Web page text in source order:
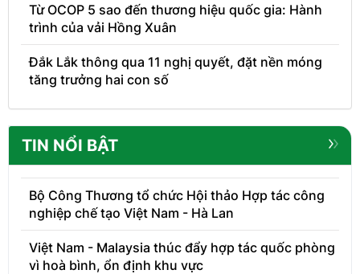
Từ OCOP 5 sao đến thương hiệu quốc gia: Hành
trình của vải Hồng Xuân
Đắk Lắk thông qua 11 nghị quyết, đặt nền móng
tăng trưởng hai con số
TIN NỔI BẬT
Bộ Công Thương tổ chức Hội thảo Hợp tác công
nghiệp chế tạo Việt Nam - Hà Lan
Việt Nam - Malaysia thúc đẩy hợp tác quốc phòng
vì hoà bình, ổn định khu vực